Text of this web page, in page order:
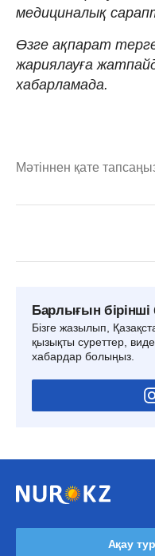
медициналық
Өзге ақпарат
жариялауға
хабарламада.
Мәтіннен қате
Барлығын
Бізге жазылып,
қызықты суреттер,
хабардар болыңыз.
Ақау